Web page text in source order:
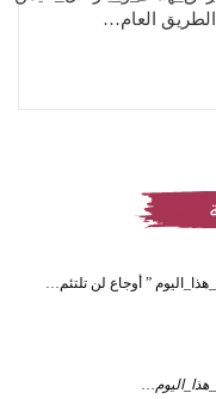
العام…
” أوجاع لن تلتئم…
…